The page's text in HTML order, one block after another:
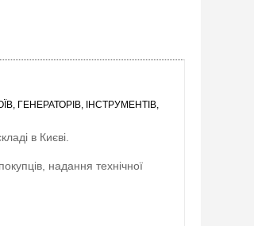
ГЕНЕРАТОРІВ, ІНСТРУМЕНТІВ,
в Києві.
надання технічної